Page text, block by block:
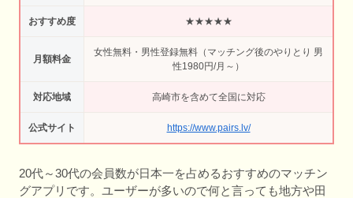
おすすめ度 ★★★★★
月額料金
女性無料・男性登録無料（マッチング後のやりとり 男
性1980円/月～）
対応地域 高崎市を含めて全国に対応
公式サイト https://www.pairs.lv/
20代～30代の会員数が日本一を占めるおすすめのマッチン
グアプリです。ユーザーが多いので何と言っても地方や田